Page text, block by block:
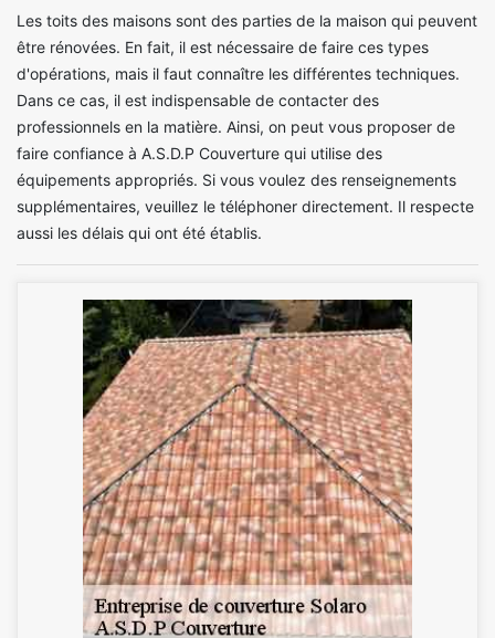
Les toits des maisons sont des parties de la maison qui peuvent
être rénovées. En fait, il est nécessaire de faire ces types
d'opérations, mais il faut connaître les différentes techniques.
Dans ce cas, il est indispensable de contacter des
professionnels en la matière. Ainsi, on peut vous proposer de
faire confiance à A.S.D.P Couverture qui utilise des
équipements appropriés. Si vous voulez des renseignements
supplémentaires, veuillez le téléphoner directement. Il respecte
aussi les délais qui ont été établis.